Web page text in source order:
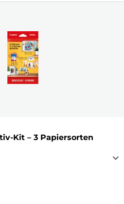
Kit – 3 Papiersorten